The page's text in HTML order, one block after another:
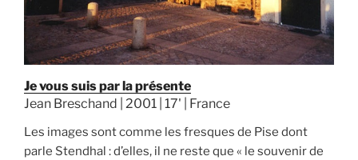
Je vous suis par la présente
Jean Breschand | 2001 | 17' | France
Les images sont comme les fresques de Pise dont
parle Stendhal : d’elles, il ne reste que « le souvenir de